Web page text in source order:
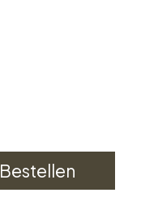
Bestellen